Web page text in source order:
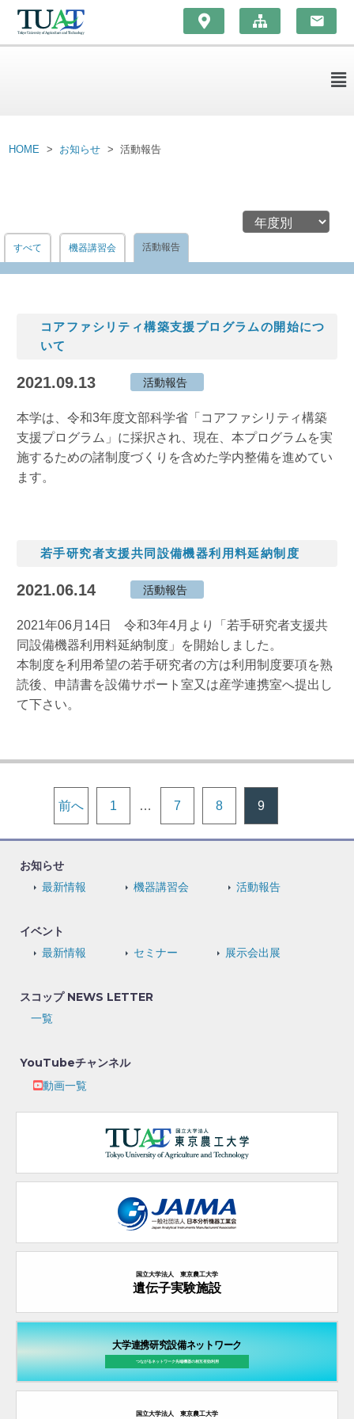
HOME お知らせ 活動報告
すべて 機器講習会 活動報告
コアファシリティ構築支援プログラムの開始につ
いて
2021.09.13 活動報告
本学は、令和3年度文部科学省「コアファシリティ構築
支援プログラム」に採択され、現在、本プログラムを実
施するための諸制度づくりを含めた学内整備を進めてい
ます。
若手研究者支援共同設備機器利用料延納制度
2021.06.14 活動報告
2021年06月14日 令和3年4月より「若手研究者支援共
同設備機器利用料延納制度」を開始しました。
本制度を利用希望の若手研究者の方は利用制度要項を熟
読後、申請書を設備サポート室又は産学連携室へ提出し
て下さい。
前へ 1 … 7 8 9
お知らせ
最新情報 機器講習会 活動報告
イベント
最新情報 セミナー 展示会出展
スコップ NEWS LETTER
一覧
YouTubeチャンネル
動画一覧
国立大学法人 東京農工大学
遺伝子実験施設
大学連携研究設備ネットワーク
つながるネットワーク先端機器の相互有効利用
国立大学法人 東京農工大学